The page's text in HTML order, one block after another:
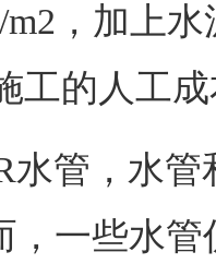
，加上
工的人工
水管，水
，一些水